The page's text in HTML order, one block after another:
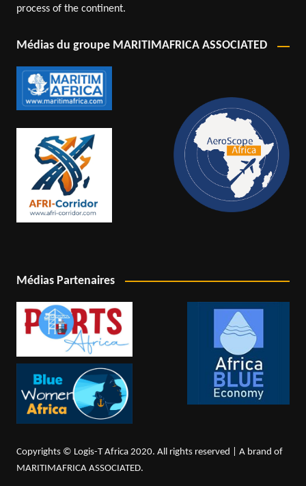
process of the continent.
Médias du groupe MARITIMAFRICA ASSOCIATED
Médias Partenaires
Copyrights © Logis-T Africa 2020. All rights reserved | A brand of
MARITIMAFRICA ASSOCIATED.